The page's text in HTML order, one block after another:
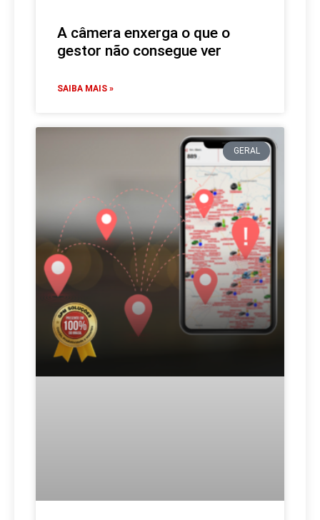
A câmera enxerga o que o
gestor não consegue ver
SAIBA MAIS »
GERAL